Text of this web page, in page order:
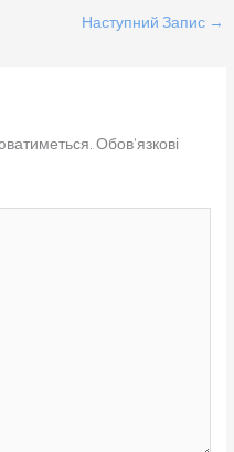
Наступний Запис →
Обов’язкові